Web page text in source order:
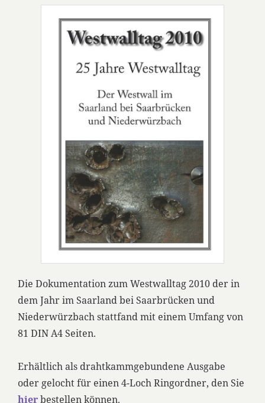
Die Dokumentation zum Westwalltag 2010 der in
dem Jahr im Saarland bei Saarbrücken und
Niederwürzbach stattfand mit einem Umfang von
81 DIN A4 Seiten.
Erhältlich als drahtkammgebundene Ausgabe
oder gelocht für einen 4-Loch Ringordner, den Sie
hierbestellen können.